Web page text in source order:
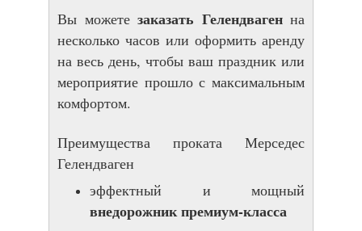
Вы можете заказать Гелендвагенна
несколько часов или оформить аренду
на весь день, чтобы ваш праздник или
мероприятие прошло с максимальным
комфортом.
Преимущества проката Мерседес
Гелендваген
эффектный и мощный
внедорожник премиум-класса